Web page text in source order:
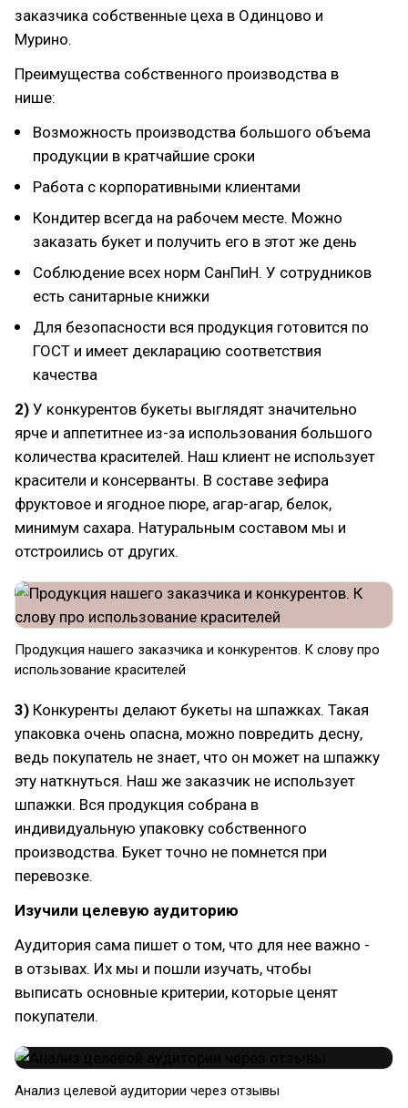
заказчика собственные цеха в Одинцово и
Мурино.
Преимущества собственного производства в
нише:
Возможность производства большого объема
продукции в кратчайшие сроки
Работа с корпоративными клиентами
Кондитер всегда на рабочем месте. Можно
заказать букет и получить его в этот же день
Соблюдение всех норм СанПиН. У сотрудников
есть санитарные книжки
Для безопасности вся продукция готовится по
ГОСТ и имеет декларацию соответствия
качества
2) У конкурентов букеты выглядят значительно
ярче и аппетитнее из-за использования большого
количества красителей. Наш клиент не использует
красители и консерванты. В составе зефира
фруктовое и ягодное пюре, агар-агар, белок,
минимум сахара. Натуральным составом мы и
отстроились от других.
Продукция нашего заказчика и конкурентов. К слову про
использование красителей
3) Конкуренты делают букеты на шпажках. Такая
упаковка очень опасна, можно повредить десну,
ведь покупатель не знает, что он может на шпажку
эту наткнуться. Наш же заказчик не использует
шпажки. Вся продукция собрана в
индивидуальную упаковку собственного
производства. Букет точно не помнется при
перевозке.
Изучили целевую аудиторию
Аудитория сама пишет о том, что для нее важно -
в отзывах. Их мы и пошли изучать, чтобы
выписать основные критерии, которые ценят
покупатели.
Анализ целевой аудитории через отзывы